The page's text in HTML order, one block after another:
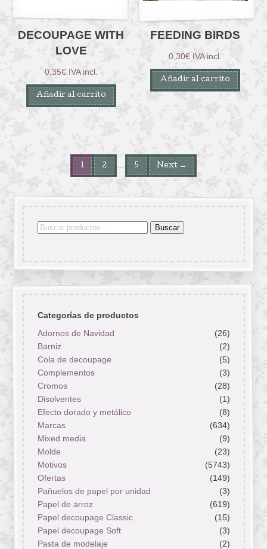
DECOUPAGE WITH
LOVE
0,35€ IVA incl.
Añadir al carrito
FEEDING BIRDS
0,30€ IVA incl.
Añadir al carrito
1 2 5 Next →
Buscar
Buscar
Categorías de productos
Adornos de Navidad
(26)
Barniz
(2)
Cola de decoupage
(5)
Complementos
(3)
Cromos
(28)
Disolventes
(1)
Efecto dorado y metálico
(8)
Marcas
(634)
Mixed media
(9)
Molde
(23)
Motivos
(5743)
Ofertas
(149)
Pañuelos de papel por unidad
(3)
Papel de arroz
(619)
Papel decoupage Classic
(15)
Papel decoupage Soft
(3)
Pasta de modelaje
(2)